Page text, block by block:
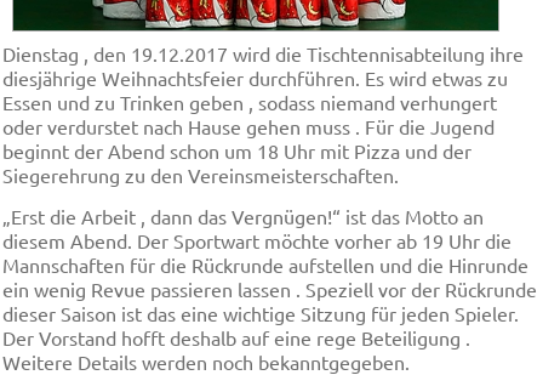
Dienstag , den 19.12.2017 wird die Tischtennisabteilung ihre
diesjährige Weihnachtsfeier durchführen. Es wird etwas zu
Essen und zu Trinken geben , sodass niemand verhungert
oder verdurstet nach Hause gehen muss . Für die Jugend
beginnt der Abend schon um 18 Uhr mit Pizza und der
Siegerehrung zu den Vereinsmeisterschaften.
„Erst die Arbeit , dann das Vergnügen!“ ist das Motto an
diesem Abend. Der Sportwart möchte vorher ab 19 Uhr die
Mannschaften für die Rückrunde aufstellen und die Hinrunde
ein wenig Revue passieren lassen . Speziell vor der Rückrunde
dieser Saison ist das eine wichtige Sitzung für jeden Spieler.
Der Vorstand hofft deshalb auf eine rege Beteiligung .
Weitere Details werden noch bekanntgegeben.